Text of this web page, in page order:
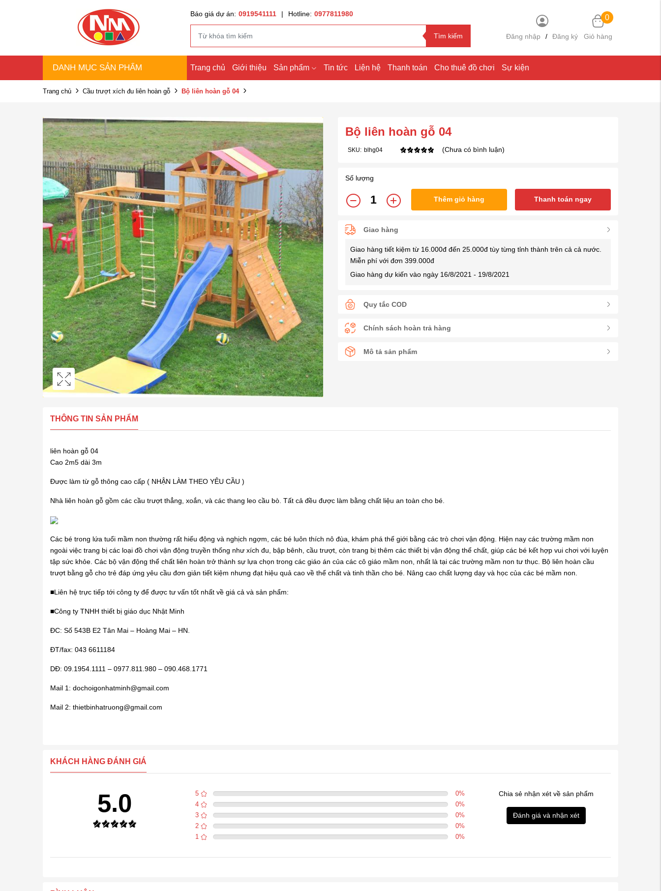
Báo giá dự án: 0919541111 | Hotline: 0977811980
Tìm kiếm Đăng nhập / Đăng ký
0
Giỏ hàng
DANH MỤC SẢN PHẨM Trang chủ Giới thiệu Sản phẩm Tin tức Liện hệ Thanh toán Cho thuê đồ chơi Sự kiện
Trang chủ Cầu trượt xích đu liên hoàn gỗ Bộ liên hoàn gỗ 04
Bộ liên hoàn gỗ 04
SKU: blhg04 (Chưa có bình luận)
Số lượng
Thêm giỏ hàng Thanh toán ngay
Giao hàng
Giao hàng tiết kiệm từ 16.000đ đến 25.000đ tùy từng tỉnh thành trên cả cả nước.
Miễn phí với đơn 399.000đ
Giao hàng dự kiến vào ngày 16/8/2021 - 19/8/2021
Quy tắc COD
Chính sách hoàn trả hàng
Mô tả sản phẩm
THÔNG TIN SẢN PHẨM
liên hoàn gỗ 04
Cao 2m5 dài 3m
Được làm từ gỗ thông cao cấp ( NHẬN LÀM THEO YÊU CẦU )
Nhà liên hoàn gỗ gồm các cầu trượt thẳng, xoắn, và các thang leo cầu bò. Tất cả đều được làm bằng chất liệu an toàn cho bé.
Các bé trong lứa tuổi mầm non thường rất hiếu động và nghịch ngợm, các bé luôn thích nô đùa, khám phá thế giới bằng các trò chơi vận động. Hiện nay các trường mầm non
ngoài việc trang bị các loại đồ chơi vận động truyền thống như xích đu, bập bênh, cầu trượt, còn trang bị thêm các thiết bị vận động thể chất, giúp các bé kết hợp vui chơi với luyện
tập sức khỏe. Các bộ vận động thể chất liên hoàn trở thành sự lựa chọn trong các giáo án của các cô giáo mầm non, nhất là tại các trường mầm non tư thục. Bộ liên hoàn cầu
trượt bằng gỗ cho trẻ đáp ứng yêu cầu đơn giản tiết kiệm nhưng đạt hiệu quả cao về thể chất và tinh thần cho bé. Nâng cao chất lượng dạy và học của các bé mầm non.
■Liên hệ trực tiếp tới công ty để được tư vấn tốt nhất về giá cả và sản phẩm:
■Công ty TNHH thiết bị giáo dục Nhật Minh
ĐC: Số 543B E2 Tân Mai – Hoàng Mai – HN.
ĐT/fax: 043 6611184
DĐ: 09.1954.1111 – 0977.811.980 – 090.468.1771
Mail 1: dochoigonhatminh@gmail.com
Mail 2: thietbinhatruong@gmail.com
KHÁCH HÀNG ĐÁNH GIÁ
5.0 5 0%
4
0%
3
0%
2
0%
1
0%
Chia sẻ nhận xét về sản phẩm
Đánh giá và nhận xét